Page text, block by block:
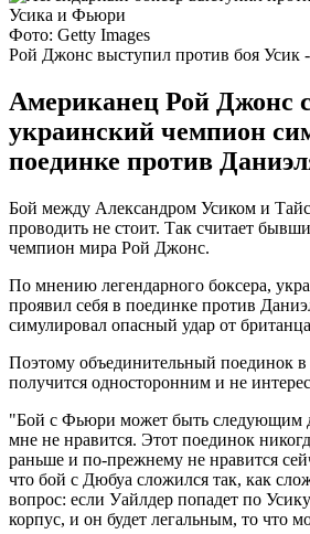
Фото: Getty Images
Рой Джонс выступил против боя Усик
Американец Рой Джонс
украинский чемпион
поединке против
Бой между Александром Усиком и
проводить не стоит. Так считает
чемпион мира Рой Джонс.
По мнению легендарного боксера,
проявил себя в поединке против
симулировал опасный удар от
Поэтому объединительный поединок в
получится односторонним и не
"Бой с Фьюри может быть следующим
мне не нравится. Этот поединок
раньше и по-прежнему не нравится
что бой с Дюбуа сложился так, как
вопрос: если Уайлдер попадет по
корпус, и он будет легальным, то что